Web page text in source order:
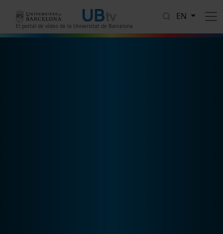
El portal de vídeo de la Universitat de Barcelona
EN